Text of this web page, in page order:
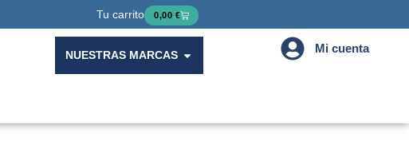
Tu carrito 0,00 €Cart
NUESTRAS MARCAS Open Nuestras Marcas Mi cuenta